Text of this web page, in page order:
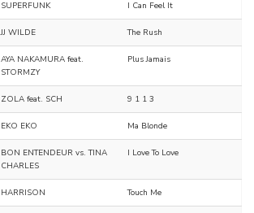
SUPERFUNK I Can Feel It
JJ WILDE The Rush
AYA NAKAMURA feat.
STORMZY
Plus Jamais
ZOLA feat. SCH 9 1 1 3
EKO EKO Ma Blonde
BON ENTENDEUR vs. TINA
CHARLES
I Love To Love
HARRISON Touch Me